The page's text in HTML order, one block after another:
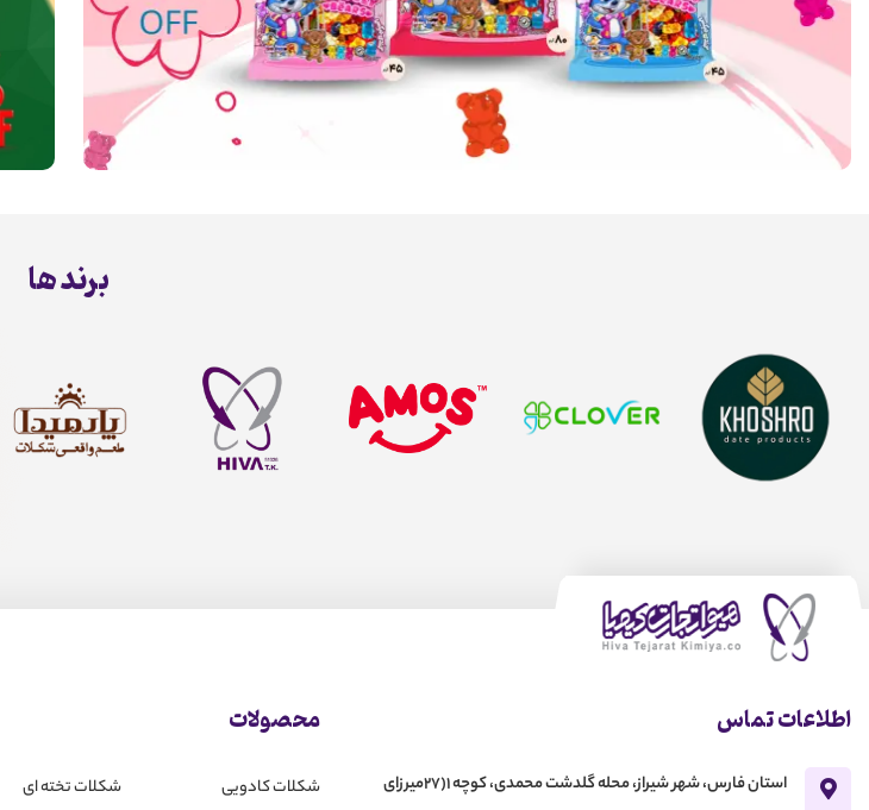
برند ها
اطلاعات تماس
استان فارس، شهر شیراز، محله گلدشت محمدی، کوچه 1(27میرزای
محصولات
شکلات کادویی شکلات تخته ای